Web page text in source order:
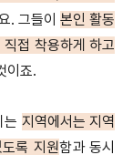
. 그들이 본인 활동
접 착용하게 하고
이죠.
는 지역에서는 지역
록 지원함과 동시